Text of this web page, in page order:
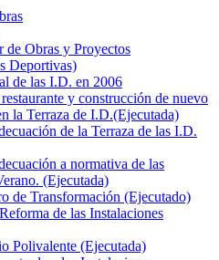
de Obras y Proyectos
Deportivas)
de las I.D. en 2006
y construcción de nuevo
la Terraza de I.D.(Ejecutada)
de la Terraza de las I.D.
a normativa de las
(Ejecutada)
de Transformación (Ejecutado)
de las Instalaciones
Polivalente (Ejecutada)